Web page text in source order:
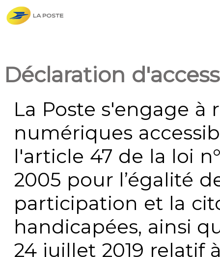
Déclaration
La Poste s'engage à
numériques
l'article 47 de la loi
2005 pour l’égalité
participation et la
handicapées, ainsi
24 juillet 2019 relatif